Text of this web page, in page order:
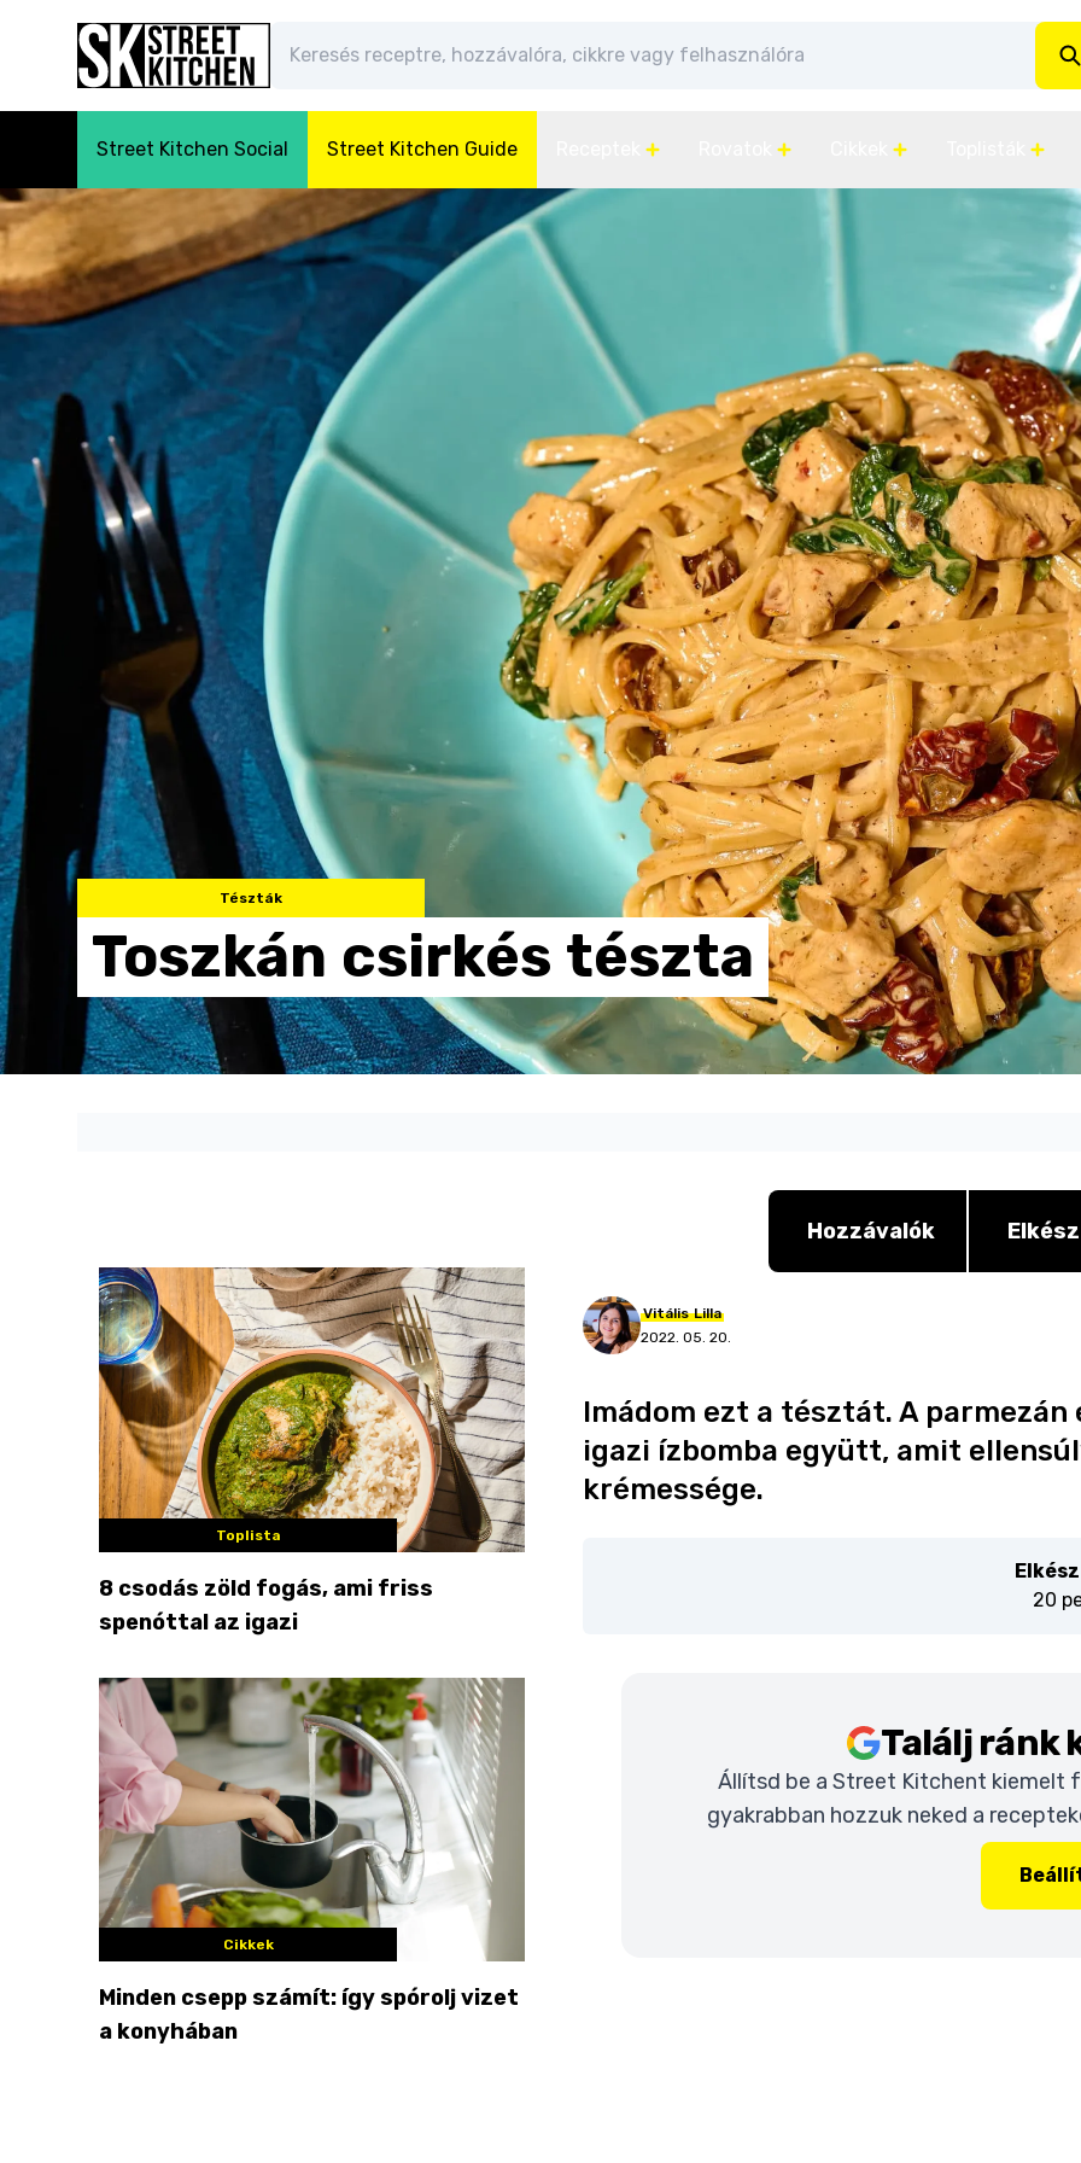
Street Kitchen Social Street Kitchen Guide
Tészták
Toszkán csirkés tészta
Toplista
8 csodás zöld fogás, ami friss
spenóttal az igazi
Cikkek
Minden csepp számít: így spórolj vizet
a konyhában
Hozzávalók
Vitális Lilla
2022. 05. 20.
Imádom ezt a tésztát. A
igazi ízbomba együtt, amit
krémessége.
20
Találj ránk
Állítsd be a Street Kitchent kiemelt
gyakrabban hozzuk neked a